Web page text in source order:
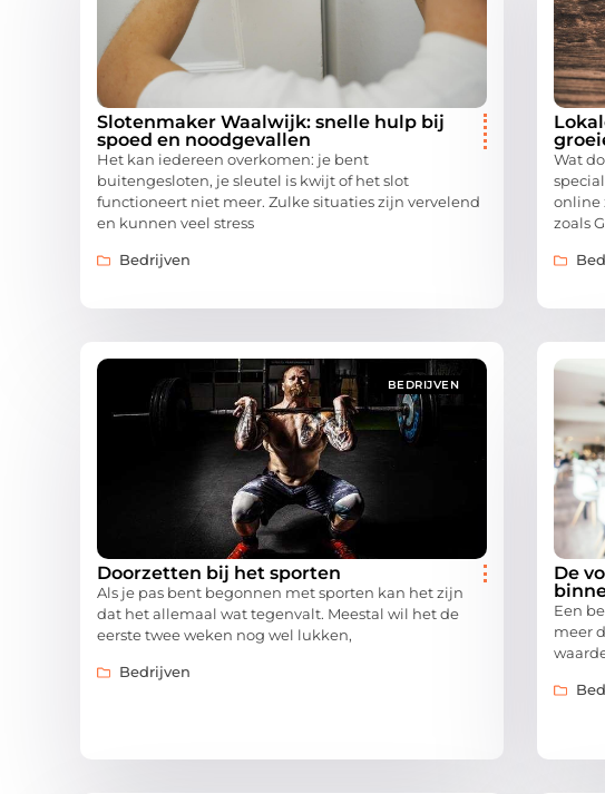
Slotenmaker Waalwijk: snelle hulp bij
spoed en noodgevallen
Het kan iedereen overkomen: je bent
buitengesloten, je sleutel is kwijt of het slot
functioneert niet meer. Zulke situaties zijn vervelend
en kunnen veel stress
Bedrijven
Wat
online
zoals
BEDRIJVEN
Doorzetten bij het sporten
Als je pas bent begonnen met sporten kan het zijn
dat het allemaal wat tegenvalt. Meestal wil het de
eerste twee weken nog wel lukken,
Bedrijven
De
Een
meer